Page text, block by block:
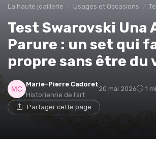
La haute joaillerie Usages et Occasions
Test Swarovski Una
Parure : un set qui
propre sans être du
Marie-Pierre Cadoret
Historienne de l’art
20 mai 2026 1
Partager cette page